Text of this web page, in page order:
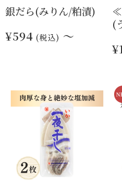
銀だら(みりん/粕漬)
¥594 (税込) ～
(